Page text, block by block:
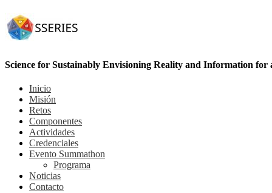
Science for Sustainably Envisioning Reality and Information for
Inicio
Misión
Retos
Componentes
Actividades
Credenciales
Evento Summathon
Programa
Noticias
Contacto